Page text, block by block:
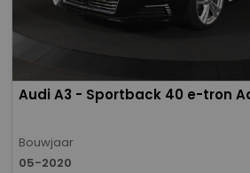
Audi A3 - Sportback 40 e-tron
Bouwjaar
05-2020